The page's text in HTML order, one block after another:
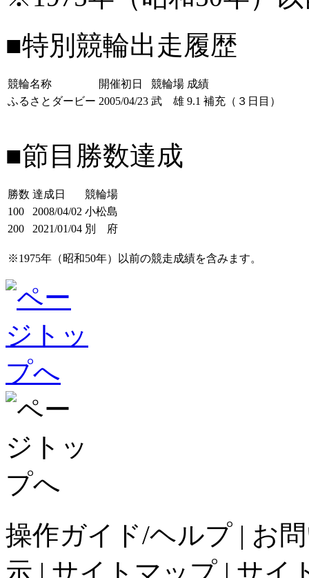
■特別競輪出走履歴
競輪名称 開催初日 競輪場 成績
ふるさとダービー 2005/04/23 武 雄 9.1 補充（３日目）
■節目勝数達成
勝数 達成日
競輪場
100
2008/04/02 小松島
200
2021/01/04 別 府
※1975年（昭和50年）以前の競走成績を含みます。
操作ガイド/ヘルプ | お